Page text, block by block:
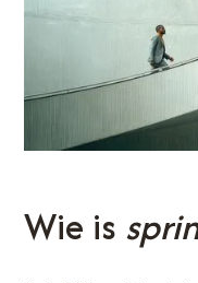
Wie is